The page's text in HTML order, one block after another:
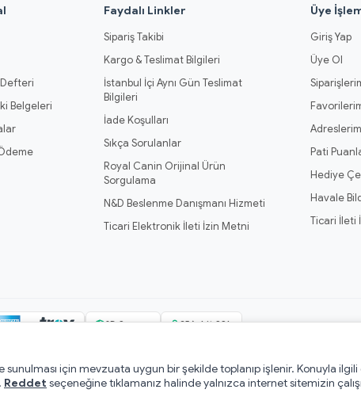
Belgeleri
Faydalı Linkler
Sipariş Takibi
Kargo & Teslimat Bilgileri
İstanbul İçi Aynı Gün Teslimat
Bilgileri
İade Koşulları
Sıkça Sorulanlar
Royal Canin Orijinal Ürün
Sorgulama
N&D Beslenme Danışmanı Hizmeti
Ticari Elektronik İleti İzin Metni
Üye
Giriş Yap
Üye Ol
Adreslerim
Pati
Hediye
Havale
Ticari İleti
3D Secure 256-bit SSL
Mesafeli Satış Sözleşmesi · Pati Puan Kazanma Koşulları · Gizlilik ve
için mevzuata uygun bir şekilde toplanıp işlenir. Konuyla ilgili
Reddet seçeneğine tıklamanız halinde yalnızca internet sitemizin